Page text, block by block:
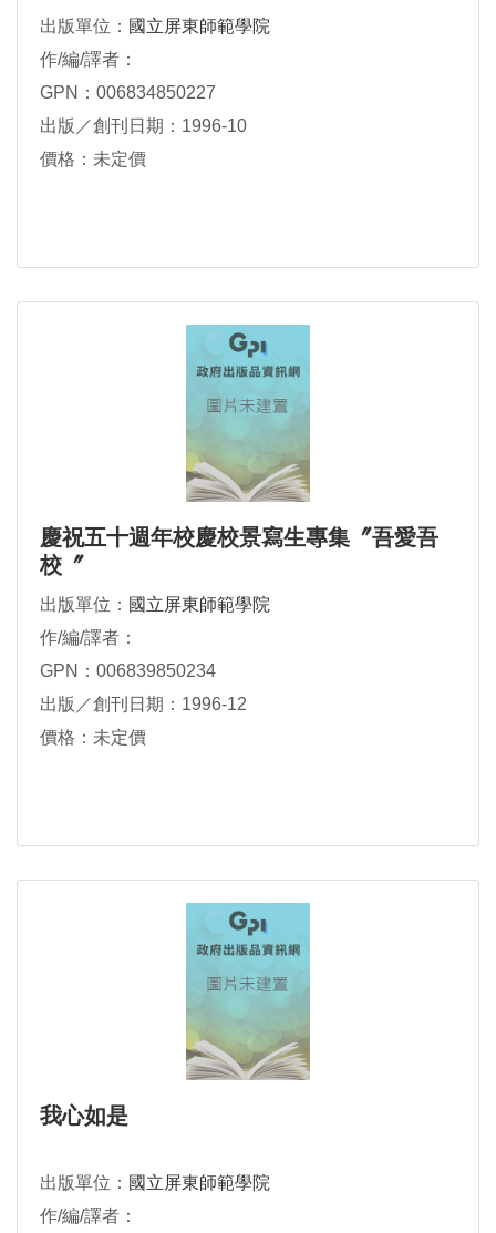
出版單位： 國立屏東師範學院
作/編/譯者：
GPN：006834850227
出版／創刊日期：1996-10
價格：未定價
慶祝五十週年校慶校景寫生專集〞吾愛吾
校〞
出版單位： 國立屏東師範學院
作/編/譯者：
GPN：006839850234
出版／創刊日期：1996-12
價格：未定價
我心如是
出版單位： 國立屏東師範學院
作/編/譯者：